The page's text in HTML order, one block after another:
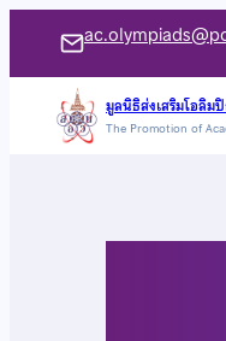
เนื้อหา
มูลนิธิส่งเสริมโอลิม
The Promotion of